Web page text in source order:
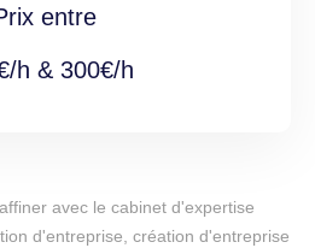
entre
h & 300€/h
avec le cabinet d'expertise
d'entreprise, création d'entreprise